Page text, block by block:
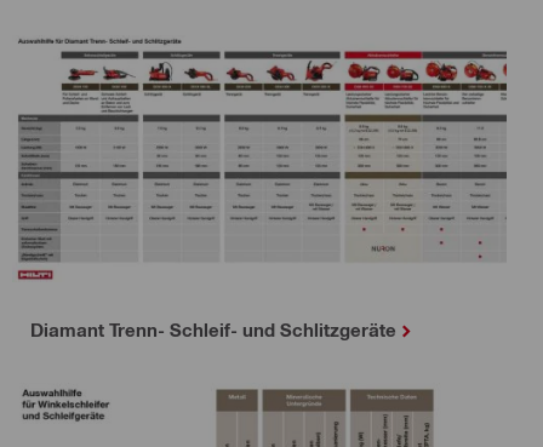
Diamant Trenn- Schleif- und Schlitzgeräte